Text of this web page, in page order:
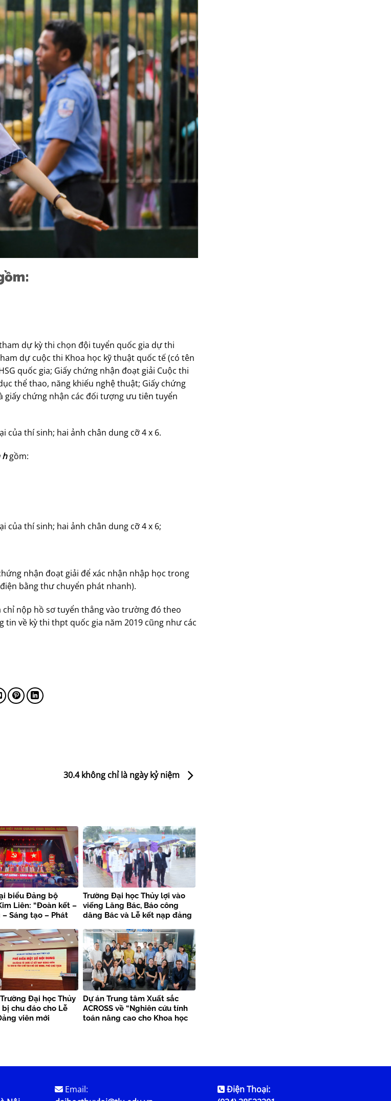
dự kỳ thi chọn đội tuyển quốc gia dự thi
dự cuộc thi Khoa học kỹ thuật quốc tế (có tên
quốc gia; Giấy chứng nhận đoạt giải Cuộc thi
thể thao, năng khiếu nghệ thuật; Giấy chứng
giấy chứng nhận các đối tượng ưu tiên tuyển
của thí sinh; hai ảnh chân dung cỡ 4 x 6.
hgồm:
của thí sinh; hai ảnh chân dung cỡ 4 x 6;
nhận đoạt giải để xác nhận nhập học trong
bằng thư chuyển phát nhanh).
nộp hồ sơ tuyển thẳng vào trường đó theo
về kỳ thi thpt quốc gia năm 2019 cũng như các
30.4 không chỉ là ngày kỷ niệm
biểu Đảng bộ
Liên: “Đoàn kết –
– Sáng tạo – Phát
Trường Đại học Thủy lợi vào
viếng Lăng Bác, Báo công
dâng Bác và Lễ kết nạp đảng
kiện trọng đại
Đại học Thủy
chu đáo cho Lễ
viên mới
Dự án Trung tâm Xuất sắc
ACROSS về “Nghiên cứu tính
toán nâng cao cho Khoa học
Email:
Điện Thoại: